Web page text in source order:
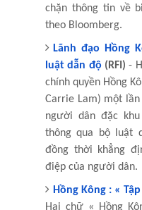
chặn thông tin về
theo Bloomberg.
Lãnh đạo Hồng
luật dẫn độ (RFI) -
chính quyền Hồng
Carrie Lam) một
người dân đặc
thông qua bộ luật
đồng thời khẳng
điệp của người dân.
Hồng Kông : «
Hai chữ « Hồng